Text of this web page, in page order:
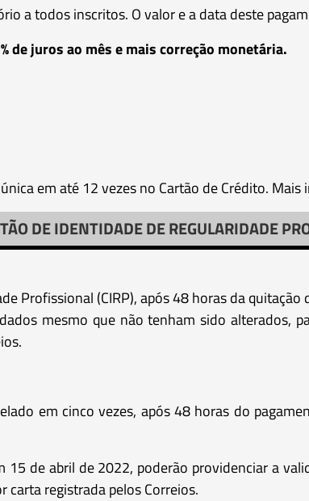
a todos inscritos. O valor e a data deste
de juros ao mês e mais correção monetária.
em até 12 vezes no Cartão de Crédito.
DE IDENTIDADE DE REGULARIDADE
Profissional (CIRP), após 48 horas da quitação
mesmo que não tenham sido alterados,
em cinco vezes, após 48 horas do
15 de abril de 2022, poderão providenciar a
carta registrada pelos Correios.